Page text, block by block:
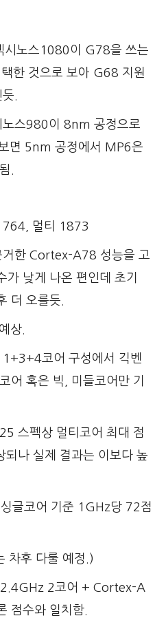
시노스1080이 G78을 쓰는
한 것으로 보아 G68 지원
.
노스980이 8nm 공정으로
면 5nm 공정에서 MP6은
.
764, 멀티 1873
한 Cortex-A78 성능을 고
가 낮게 나온 편인데 초기
더 오를듯.
상.
코어 구성에서 긱벤
어 혹은 빅, 미들코어만 기
스펙상 멀티코어 최대 점
나 실제 결과는 이보다 높
글코어 기준 1GHz당 72점
차후 다룰 예정.)
2코어 + Cortex-A
점수와 일치함.